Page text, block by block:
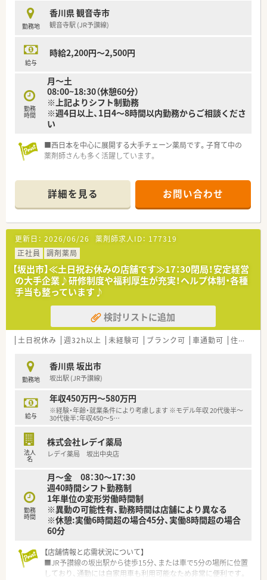
です。
■代表取締役自身も現役の薬剤師として日々現場に出ておられ
るため、現場の苦労や状況を深く理解し迅速に判断をいただける
■在宅業務にも積極的に取り組んでおり、外来調剤のみならず地
域に必要とされる医療を包括的に提供できるよう日々努めてお
【求人情報について】
■年収は最大で650万円まで相談が可能となっており、これまで
のご経験やスキルを正当に評価して給与条件に反映させていた
だきます。
支給されるなど、生活面を支える福利厚生が大変充実しておりま
す。
盤のもとで長く安心してキャリアを築いていくことが可能な求
人です。
【勤務実態について】
■土曜日と日曜日、さらに祝日も完全にお休みとなる勤務体系の
ため、年間を通して安定した休息を確保することが可能なお仕事
です。
■残業代は5分単位で計算して支給される仕組みとなっており、
サービス残業が発生しないよう適正な労務管理が徹底されてい
る職場です。
■平日の開局時間は18時までとなっており、終業後の時間を有
効に活用してプライベートの充実を図ることが容易な勤務環境
となります。
勤務地
香川県 観音寺市
観音寺駅 (JR予讃線)
給与
時給2,200円～2,500円
勤務
時間
月～土
08:00~18:30（休憩60分）
※上記よりシフト制勤務
※週4日以上、1日4～8時間以内勤務からご相談くださ
い
■西日本を中心に展開する大手チェーン薬局です。子育て中の
薬剤師さんも多く活躍しています。
詳細を見る お問い合わせ
更新日： 2026/06/26 薬剤師求人ID： 177319
正社員
調剤薬局
【坂出市】≪土日祝お休みの店舗です≫17：30閉局！安定経営
の大手企業♪研修制度や福利厚生が充実！ヘルプ体制・各種
手当も整っています♪
検討リストに追加
土日祝休み 週32h以上 未経験可 ブランク可 車通勤可 住宅補助(手当)あり
勤務地
香川県 坂出市
坂出駅 (JR予讃線)
給与
年収450万円～580万円
※経験・年齢・就業条件により考慮します ※モデル年収 20代後半～
30代後半：年収450～5…
法人
名
株式会社レデイ薬局
レデイ薬局 坂出中央店
勤務
時間
月～金 08：30～17：30
週40時間シフト勤務制
1年単位の変形労働時間制
※異動の可能性有、勤務時間は店舗により異なる
※休憩:実働6時間超の場合45分、実働8時間超の場合
60分
【店舗情報と応需状況について】
■JR予讃線の坂出駅から徒歩15分、または車で5分の場所に位置
しており、通勤には自家用車も利用可能なため非常に便利です。